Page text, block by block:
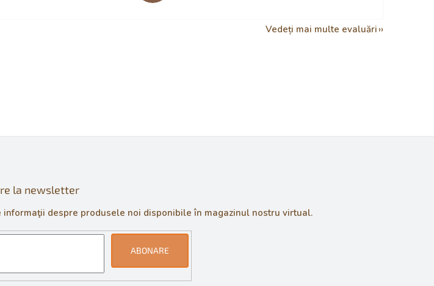
Vedeți mai multe evaluări
la newsletter
despre produsele noi disponibile în magazinul nostru virtual.
ABONARE